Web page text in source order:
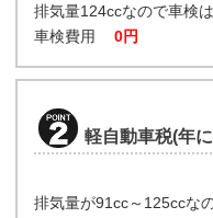
排気量124ccなので車検
車検費用
0円
軽自動車税(年
排気量が91cc～125ccな